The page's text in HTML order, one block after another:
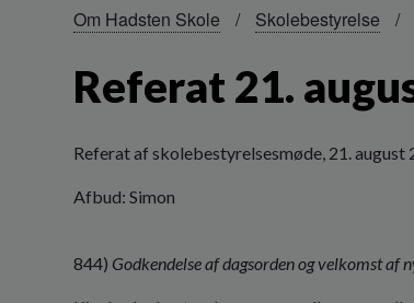
Om Hadsten Skole Skolebestyrelse
Referat 21.
Referat af skolebestyrelsesmøde, 21. august
Afbud: Simon
844) Godkendelse af dagsorden og velkomst af